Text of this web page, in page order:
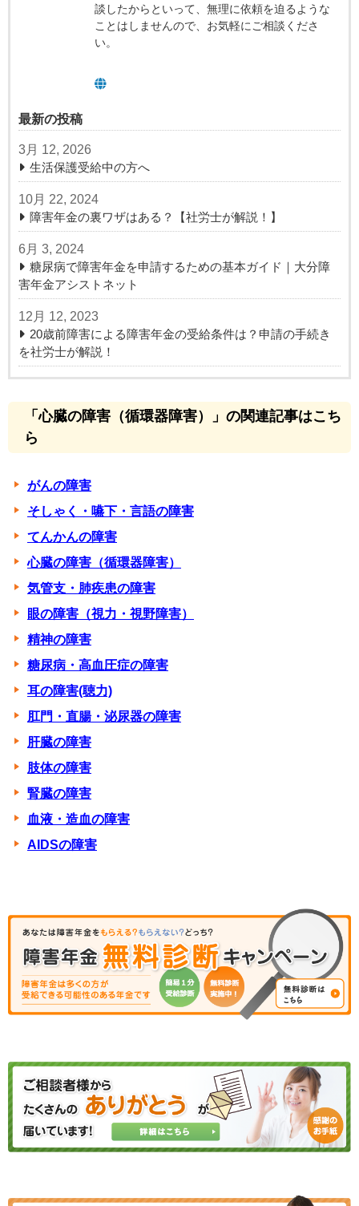
談したからといって、無理に依頼を迫るような
ことはしませんので、お気軽にご相談くださ
い。
最新の投稿
3月 12, 2026
生活保護受給中の方へ
10月 22, 2024
障害年金の裏ワザはある？【社労士が解説！】
6月 3, 2024
糖尿病で障害年金を申請するための基本ガイド｜大分障
害年金アシストネット
12月 12, 2023
20歳前障害による障害年金の受給条件は？申請の手続き
を社労士が解説！
「心臓の障害（循環器障害）」の関連記事はこち
ら
がんの障害
そしゃく・嚥下・言語の障害
てんかんの障害
心臓の障害（循環器障害）
気管支・肺疾患の障害
眼の障害（視力・視野障害）
精神の障害
糖尿病・高血圧症の障害
耳の障害(聴力)
肛門・直腸・泌尿器の障害
肝臓の障害
肢体の障害
腎臓の障害
血液・造血の障害
AIDSの障害